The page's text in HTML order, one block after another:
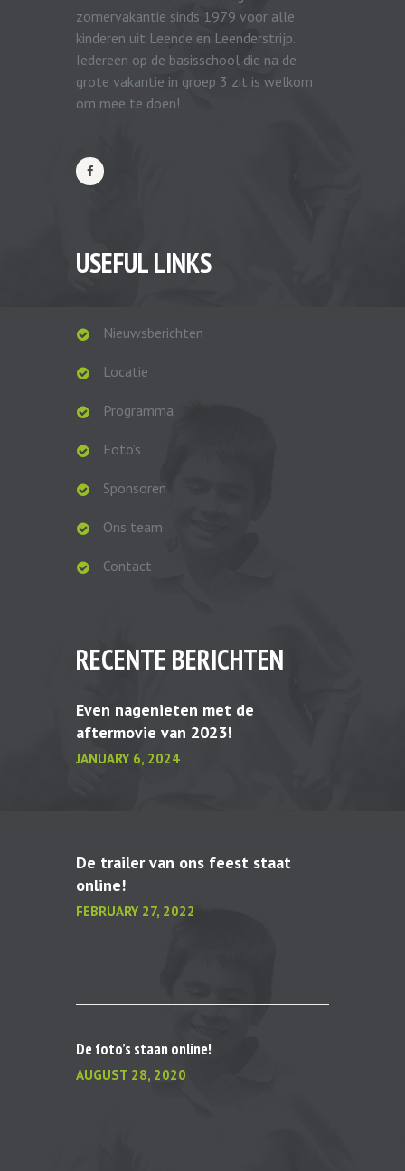
zomervakantie sinds 1979 voor alle
kinderen uit Leende en Leenderstrijp.
Iedereen op de basisschool die na de
grote vakantie in groep 3 zit is welkom
om mee te doen!
USEFUL LINKS
Nieuwsberichten
Locatie
Programma
Foto’s
Sponsoren
Ons team
Contact
RECENTE BERICHTEN
Even nagenieten met de
aftermovie van 2023!
JANUARY 6, 2024
De trailer van ons feest staat
online!
FEBRUARY 27, 2022
De foto’s staan online!
AUGUST 28, 2020